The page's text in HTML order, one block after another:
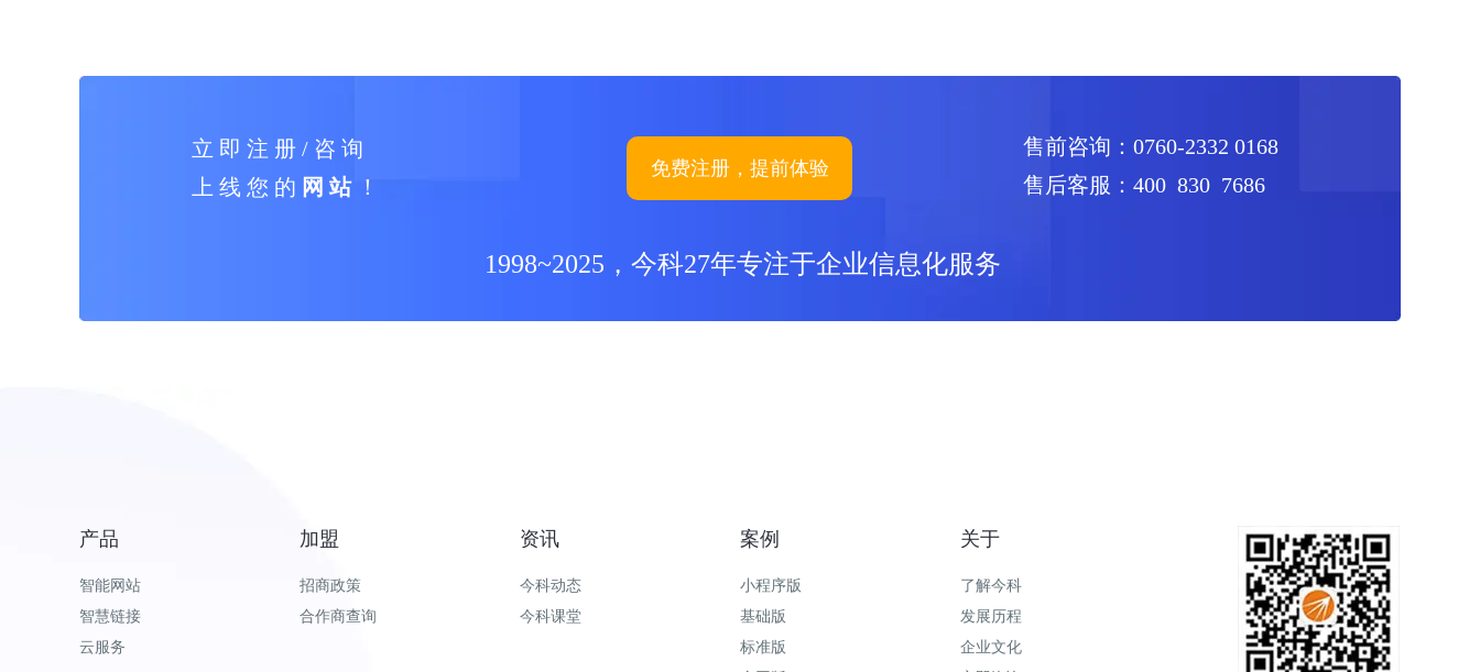
售前咨询：0760-2332 0168
售后客服：400 830 7686
1998~2025，今科27年专注于企业信息化服务
立 即 注 册 / 咨 询
上 线 您 的 网 站！
免费注册，提前体验
产品
智能网站
智慧链接
云服务
加盟
招商政策
合作商查询
资讯
今科动态
今科课堂
案例
小程序版
基础版
标准版
关于
了解今科
发展历程
企业文化